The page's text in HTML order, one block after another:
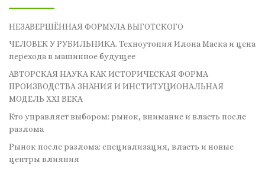
НЕЗАВЕРШЁННАЯ ФОРМУЛА ВЫГОТСКОГО
ЧЕЛОВЕК У РУБИЛЬНИКА. Техноутопия Илона Маска и цена
перехода в машинное будущее
АВТОРСКАЯ НАУКА КАК ИСТОРИЧЕСКАЯ ФОРМА
ПРОИЗВОДСТВА ЗНАНИЯ И ИНСТИТУЦИОНАЛЬНАЯ
МОДЕЛЬ XXI ВЕКА
Кто управляет выбором: рынок, внимание и власть после
разлома
Рынок после разлома: специализация, власть и новые
центры влияния